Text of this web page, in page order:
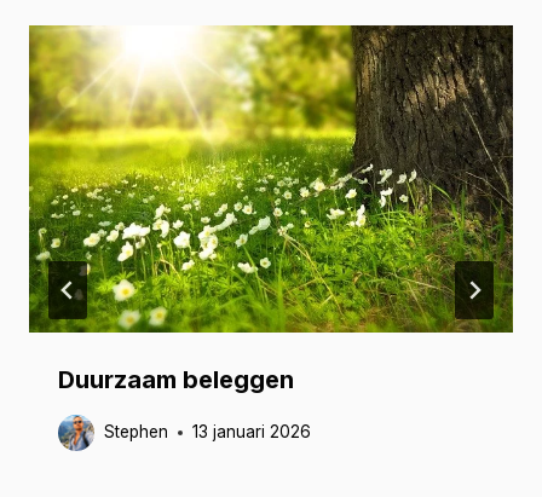
Duurzaam beleggen
Stephen 13 januari 2026